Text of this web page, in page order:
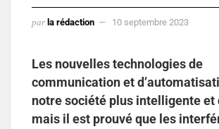
par la rédaction 10 septembre 2023
Les nouvelles technologies de
communication et
notre société plus intelligente et
mais il est prouvé que les